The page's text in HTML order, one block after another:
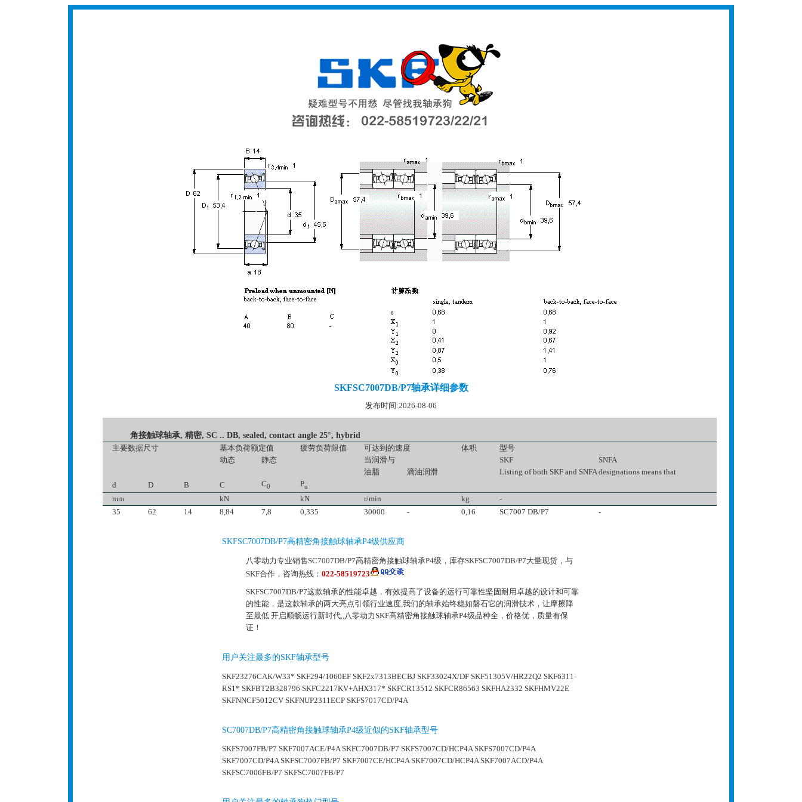
SKFSC7007DB/P7轴承详细参数
发布时间:2026-08-06
角接触球轴承, 精密, SC .. DB, sealed, contact angle 25°, hybrid
主要数据尺寸
基本负荷额定值 疲劳负荷限值 可达到的速度 体积
型号
动态
静态 当润滑与 SKF
SNFA
油脂
滴油润滑
Listing of both SKF and SNFA designations means that
d
D B C C0 Pu
mm kN kN r/min kg
-
35
62 14 8,84 7,8 0,335 30000 - 0,16 SC7007 DB/P7 -
SKFSC7007DB/P7高精密角接触球轴承P4级供应商
八零动力专业销售SC7007DB/P7高精密角接触球轴承P4级，库存SKFSC7007DB/P7大量现货，与
SKF合作，咨询热线： 022-58519723
SKFSC7007DB/P7这款轴承的性能卓越，有效提高了设备的运行可靠性坚固耐用卓越的设计和可靠
的性能，是这款轴承的两大亮点引领行业速度,我们的轴承始终稳如磐石它的润滑技术，让摩擦降
至最低 开启顺畅运行新时代,,八零动力SKF高精密角接触球轴承P4级品种全，价格优，质量有保
证！
用户关注最多的SKF轴承型号
SKF23276CAK/W33* SKF294/1060EF SKF2x7313BECBJ SKF33024X/DF SKF51305V/HR22Q2 SKF6311-
RS1* SKFBT2B328796 SKFC2217KV+AHX317* SKFCR13512 SKFCR86563 SKFHA2332 SKFHMV22E
SKFNNCF5012CV SKFNUP2311ECP SKFS7017CD/P4A
SC7007DB/P7高精密角接触球轴承P4级近似的SKF轴承型号
SKFS7007FB/P7 SKF7007ACE/P4A SKFC7007DB/P7 SKFS7007CD/HCP4A SKFS7007CD/P4A
SKF7007CD/P4A SKFSC7007FB/P7 SKF7007CE/HCP4A SKF7007CD/HCP4A SKF7007ACD/P4A
SKFSC7006FB/P7 SKFSC7007FB/P7